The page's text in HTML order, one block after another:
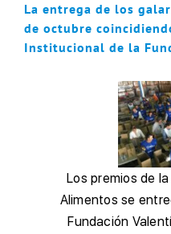
La entrega de los
de octubre
Institucional de la
Los premios de
Alimentos se
Fundación